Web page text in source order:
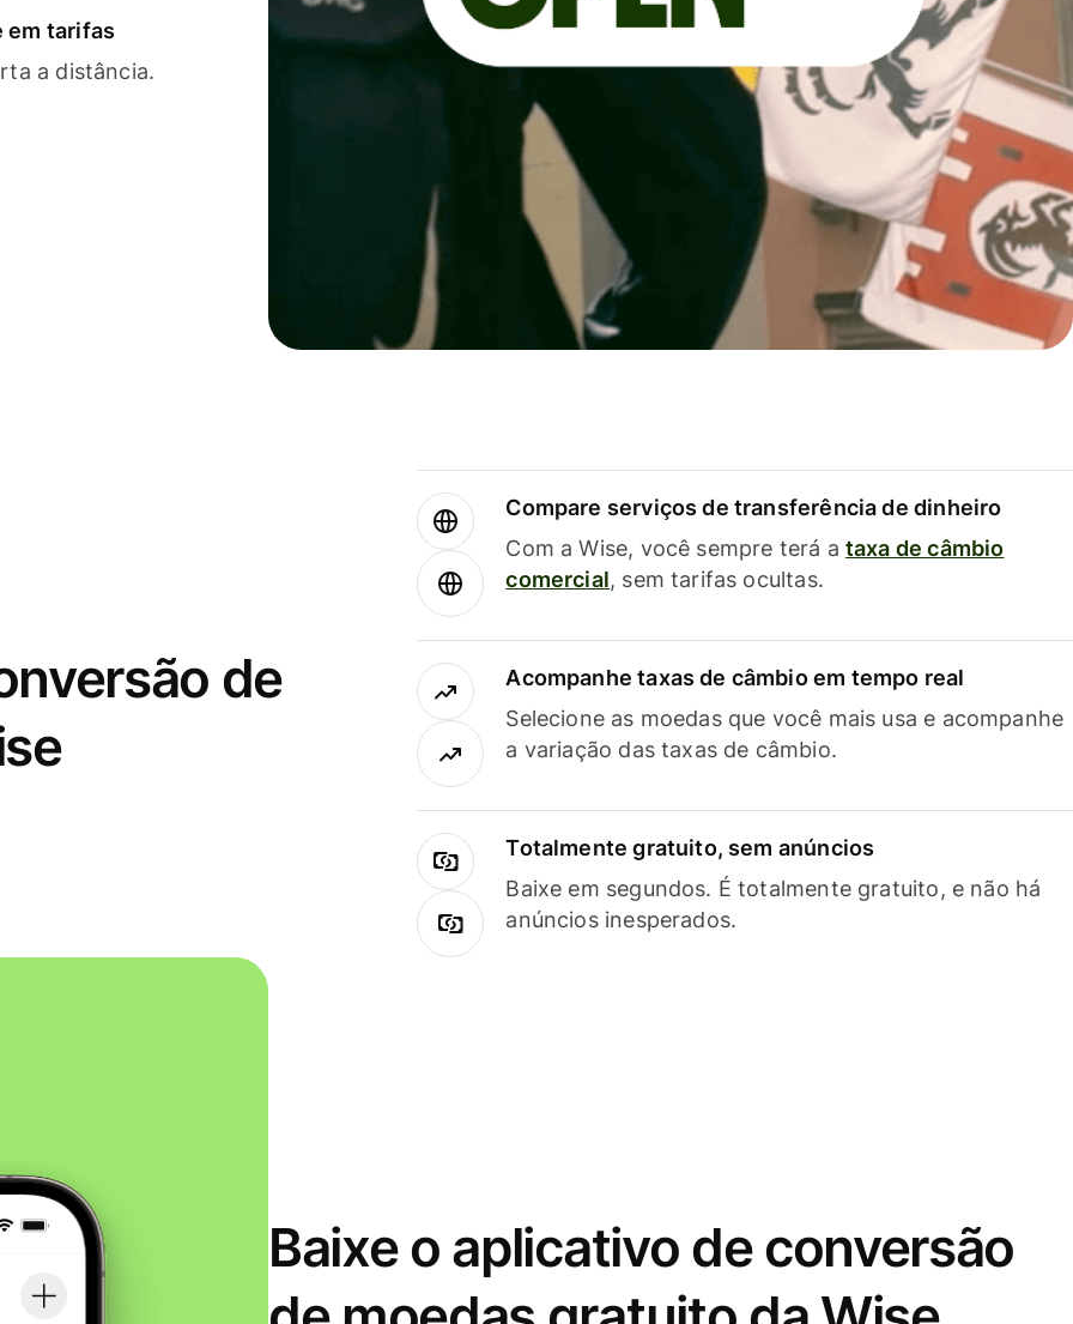
em tarifas
a distância.
de
Compare serviços de transferência de dinheiro
Com a Wise, você sempre terá a taxa de câmbio
comercial, sem tarifas ocultas.
Acompanhe taxas de câmbio em tempo real
Selecione as moedas que você mais usa e acompanhe
a variação das taxas de câmbio.
Totalmente gratuito, sem anúncios
Baixe em segundos. É totalmente gratuito, e não há
anúncios inesperados.
Baixe o aplicativo de conversão